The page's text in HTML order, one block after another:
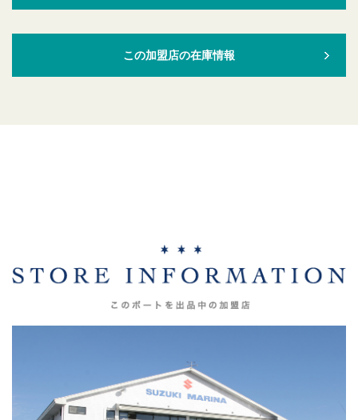
この加盟店の在庫情報